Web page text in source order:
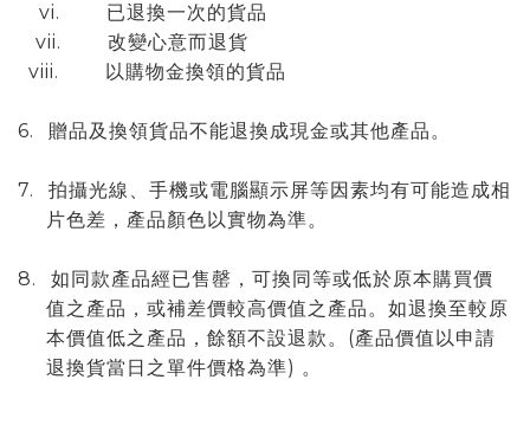
vi. 已退換一次的貨品
vii. 改變心意而退貨
viii. 以購物金換領的貨品
6. 贈品及換領貨品不能退換成現金或其他產品。
7.
拍攝光線、手機或電腦顯示屏等因素均有可能造成相
片色差，產品顏色以實物為準。
8.
如同款產品經已售罄，可換同等或低於原本購買價
值之產品，或補差價較高價值之產品。如退換至較原
本價值低之產品，餘額不設退款。 (產品價值以申請
退換貨當日之單件價格為準) 。